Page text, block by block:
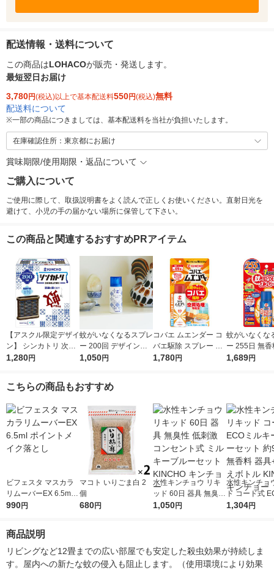
配送情報・送料について
この商品はLOHACOが販売・発送します。
最短翌日お届け
3,780円(税込)以上で基本配送料550円(税込)無料
配送料について
※一部の商品につきましては、基本配送料を当社が負担いたします。
在庫確認住所：東京都にお届け
賞味期限/使用期限・返品について
ご購入について
ご使用に際して、取扱説明書をよく読んで正しくお使いください。直射日光を
避けて、小児の手の届かない場所に保管して下さい。
この商品と関連するおすすめPRアイテム
【アスクル限定デザイ
ン】 シンカトリ 次世
代型 屋内蚊取り 電源
KINCHO キンチョー 1
1,280円
蚊がいなくなるスプレ
ー 200回 デザイン缶
無香料 12時間持続 蚊
ンチョー
1,050円
コバエ ムエンダー コ
バエ駆除 スプレー 80
プッシュ 最大120畳 1
1,780円
蚊がいなくな
ー 255日 無
間持続 蚊取り
1,689円
こちらの商品もおすすめ
ビフェスタ マスカラ
リムーバーEX 6.5ml
ポイントメイク落とし
990円
マコト いりごま白 2
個
680円
水性キンチョウ リキ
ッド 60日 器具 無臭性
低刺激 コンセント式
1,050円
水性キンチョ
ド コード式
キーブルーセ
1,304円
商品説明
リビングなど12畳までの広い部屋でも安定した殺虫効果が持続しま
す。屋内への新たな蚊の侵入も阻止します。（使用環境により効果